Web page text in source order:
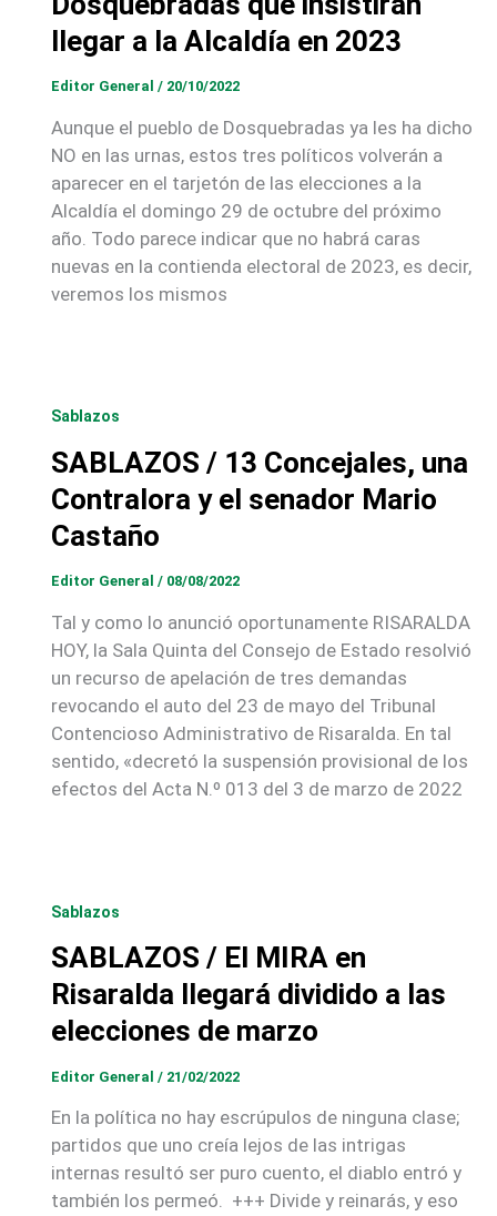
llegar a la Alcaldía en 2023
Editor General / 20/10/2022
Aunque el pueblo de Dosquebradas ya les ha dicho
NO en las urnas, estos tres políticos volverán a
aparecer en el tarjetón de las elecciones a la
Alcaldía el domingo 29 de octubre del próximo
año. Todo parece indicar que no habrá caras
nuevas en la contienda electoral de 2023, es decir,
veremos los mismos
Sablazos
SABLAZOS / 13 Concejales, una
Contralora y el senador Mario
Castaño
Editor General / 08/08/2022
Tal y como lo anunció oportunamente RISARALDA
HOY, la Sala Quinta del Consejo de Estado resolvió
un recurso de apelación de tres demandas
revocando el auto del 23 de mayo del Tribunal
Contencioso Administrativo de Risaralda. En tal
sentido, «decretó la suspensión provisional de los
efectos del Acta N.º 013 del 3 de marzo de 2022
Sablazos
SABLAZOS / El MIRA en
Risaralda llegará dividido a las
elecciones de marzo
Editor General / 21/02/2022
En la política no hay escrúpulos de ninguna clase;
partidos que uno creía lejos de las intrigas
internas resultó ser puro cuento, el diablo entró y
también los permeó. +++ Divide y reinarás, y eso